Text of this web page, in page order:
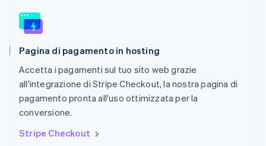
Pagina di pagamento in hosting
Accetta i pagamenti sul tuo sito web grazie
all'integrazione di Stripe Checkout, la nostra pagina di
pagamento pronta all'uso ottimizzata per la
conversione.
Stripe Checkout
English
Singapore
Slovacchia
English
Slovenia
EnglishItaliano
Spagna
EspañolEnglish
EnglishEspañol 简体中文